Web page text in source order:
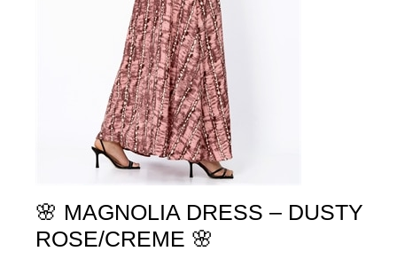
🌸 MAGNOLIA DRESS – DUSTY
ROSE/CREME 🌸